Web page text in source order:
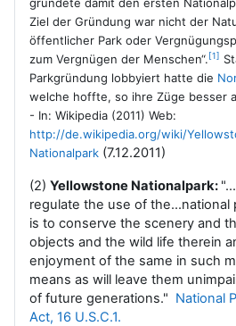
Ziel der Gründung war nicht der
öffentlicher Park oder
zum Vergnügen der Menschen“. [1]
Parkgründung lobbyiert hatte die
welche hoffte, so ihre Züge besser
- In: Wikipedia (2011) Web:
http://de.wikipedia.org/wiki/
Nationalpark (7.12.2011)
(2) Yellowstone Nationalpark:
regulate the use of the...national
is to conserve the scenery and
objects and the wild life therein
enjoyment of the same in such
means as will leave them
of future generations." National
Act, 16 U.S.C.1.